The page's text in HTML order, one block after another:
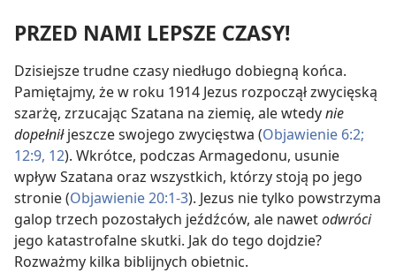
PRZED NAMI LEPSZE CZASY!
Dzisiejsze trudne czasy niedługo dobiegną końca.
Pamiętajmy, że w roku 1914 Jezus rozpoczął zwycięską
szarżę, zrzucając Szatana na ziemię, ale wtedynie
dopełniłjeszcze swojego zwycięstwa (Objawienie 6:2;
12:9, 12). Wkrótce, podczas Armagedonu, usunie
wpływ Szatana oraz wszystkich, którzy stoją po jego
stronie (Objawienie 20:1-3). Jezus nie tylko powstrzyma
galop trzech pozostałych jeźdźców, ale nawetodwróci
jego katastrofalne skutki. Jak do tego dojdzie?
Rozważmy kilka biblijnych obietnic.